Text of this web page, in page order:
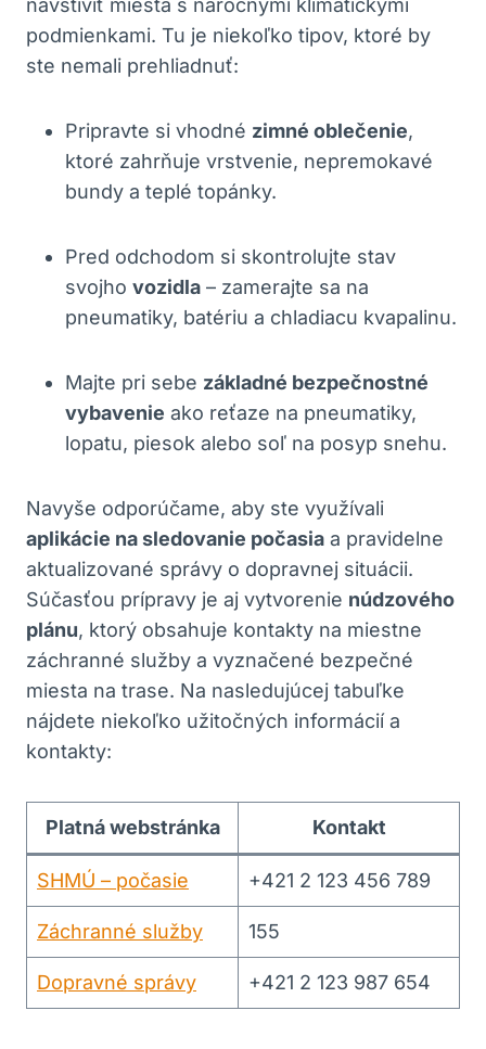
podmienkami. Tu je niekoľko tipov, ktoré by
ste nemali prehliadnuť:
Pripravte si vhodné zimné oblečenie,
ktoré zahrňuje vrstvenie, nepremokavé
bundy a teplé topánky.
Pred odchodom si skontrolujte stav
svojho vozidla – zamerajte sa na
pneumatiky, batériu a chladiacu kvapalinu.
Majte pri sebe základné bezpečnostné
vybavenie ako reťaze na pneumatiky,
lopatu, piesok alebo soľ na posyp snehu.
Navyše odporúčame, aby ste využívali
aplikácie na sledovanie počasia a pravidelne
aktualizované správy o dopravnej situácii.
Súčasťou prípravy je aj vytvorenie núdzového
plánu, ktorý obsahuje kontakty na miestne
záchranné služby a vyznačené bezpečné
miesta na trase. Na nasledujúcej tabuľke
nájdete niekoľko užitočných informácií a
kontakty:
Platná webstránka Kontakt
SHMÚ – počasie +421 2 123 456 789
Záchranné služby 155
Dopravné správy +421 2 123 987 654